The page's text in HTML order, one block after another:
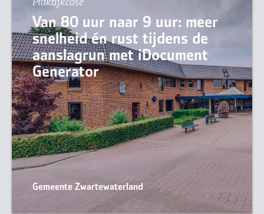
Van 80 uur naar 9 uur: meer
snelheid én rust tijdens de
aanslagrun met iDocument
Generator
Gemeente Zwartewaterland